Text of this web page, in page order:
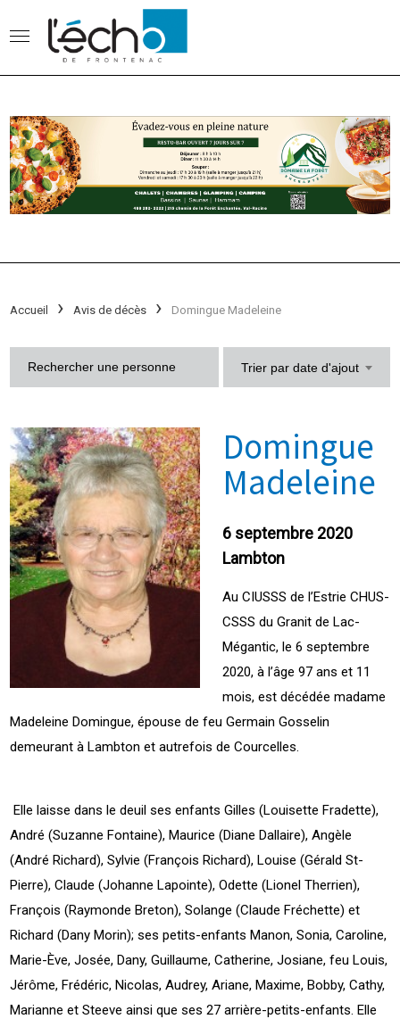
Accueil Avis de décès Domingue Madeleine
Trier par date d'ajout
Domingue
Madeleine
6 septembre 2020
Lambton
Au CIUSSS de l’Estrie CHUS-
CSSS du Granit de Lac-
Mégantic, le 6 septembre
2020, à l’âge 97 ans et 11
mois, est décédée madame
Madeleine Domingue, épouse de feu Germain Gosselin
demeurant à Lambton et autrefois de Courcelles.
Elle laisse dans le deuil ses enfants Gilles (Louisette Fradette),
André (Suzanne Fontaine), Maurice (Diane Dallaire), Angèle
(André Richard), Sylvie (François Richard), Louise (Gérald St-
Pierre), Claude (Johanne Lapointe), Odette (Lionel Therrien),
François (Raymonde Breton), Solange (Claude Fréchette) et
Richard (Dany Morin); ses petits-enfants Manon, Sonia, Caroline,
Marie-Ève, Josée, Dany, Guillaume, Catherine, Josiane, feu Louis,
Jérôme, Frédéric, Nicolas, Audrey, Ariane, Maxime, Bobby, Cathy,
Marianne et Steeve ainsi que ses 27 arrière-petits-enfants. Elle